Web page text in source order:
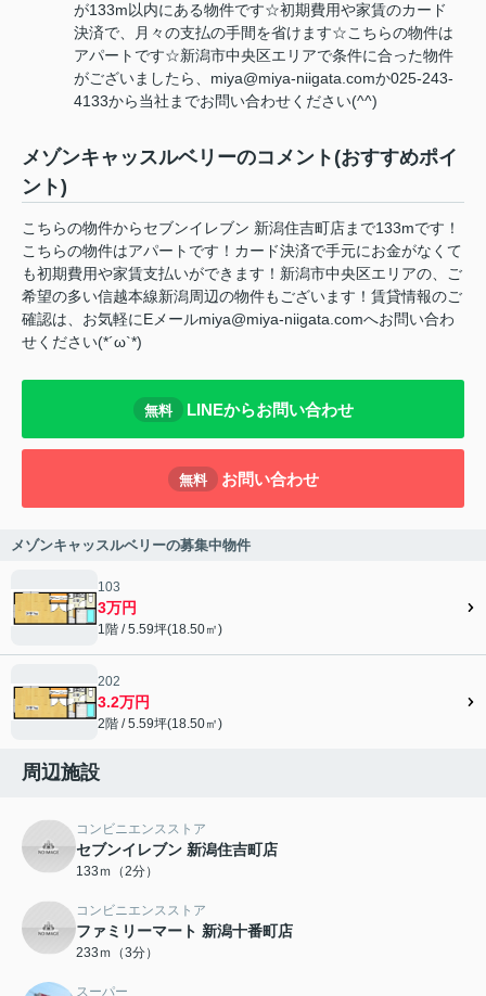
が133m以内にある物件です☆初期費用や家賃のカード
決済で、月々の支払の手間を省けます☆こちらの物件は
アパートです☆新潟市中央区エリアで条件に合った物件
がございましたら、miya@miya-niigata.comか025-243-
4133から当社までお問い合わせください(^^)
メゾンキャッスルベリーのコメント(おすすめポイ
ント)
こちらの物件からセブンイレブン 新潟住吉町店まで133mです！
こちらの物件はアパートです！カード決済で手元にお金がなくて
も初期費用や家賃支払いができます！新潟市中央区エリアの、ご
希望の多い信越本線新潟周辺の物件もございます！賃貸情報のご
確認は、お気軽にEメールmiya@miya-niigata.comへお問い合わ
せください(*´ω`*)
無料 LINEからお問い合わせ
無料 お問い合わせ
メゾンキャッスルベリーの募集中物件
103
3万円
1階 / 5.59坪(18.50㎡)
202
3.2万円
2階 / 5.59坪(18.50㎡)
周辺施設
コンビニエンスストア
セブンイレブン 新潟住吉町店
133ｍ（2分）
コンビニエンスストア
ファミリーマート 新潟十番町店
233ｍ（3分）
スーパー